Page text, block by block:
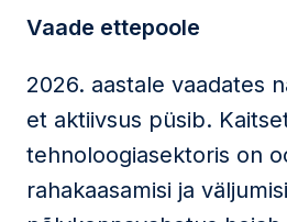
Vaade ettepoole
2026. aastale vaadates
et aktiivsus püsib.
tehnoloogiasektoris on
rahakaasamisi ja